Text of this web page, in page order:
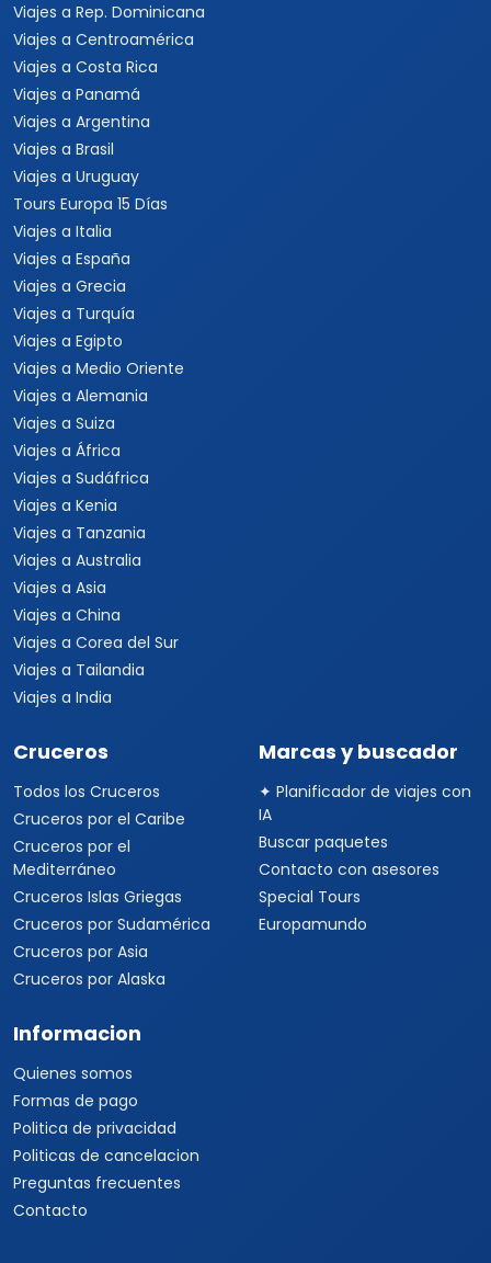
Viajes a Rep. Dominicana
Viajes a Centroamérica
Viajes a Costa Rica
Viajes a Panamá
Viajes a Argentina
Viajes a Brasil
Viajes a Uruguay
Tours Europa 15 Días
Viajes a Italia
Viajes a España
Viajes a Grecia
Viajes a Turquía
Viajes a Egipto
Viajes a Medio Oriente
Viajes a Alemania
Viajes a Suiza
Viajes a África
Viajes a Sudáfrica
Viajes a Kenia
Viajes a Tanzania
Viajes a Australia
Viajes a Asia
Viajes a China
Viajes a Corea del Sur
Viajes a Tailandia
Viajes a India
Cruceros
Todos los Cruceros
Cruceros por el Caribe
Cruceros por el
Mediterráneo
Cruceros Islas Griegas
Cruceros por Sudamérica
Cruceros por Asia
Cruceros por Alaska
Marcas y buscador
✦ Planificador de viajes con
IA
Buscar paquetes
Contacto con asesores
Special Tours
Europamundo
Informacion
Quienes somos
Formas de pago
Politica de privacidad
Politicas de cancelacion
Preguntas frecuentes
Contacto